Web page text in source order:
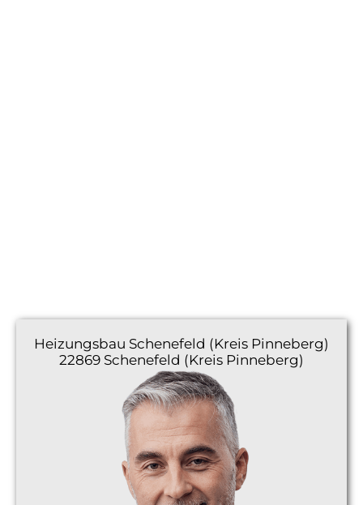
Heizungsbau Schenefeld (Kreis Pinneberg)
22869 Schenefeld (Kreis Pinneberg)